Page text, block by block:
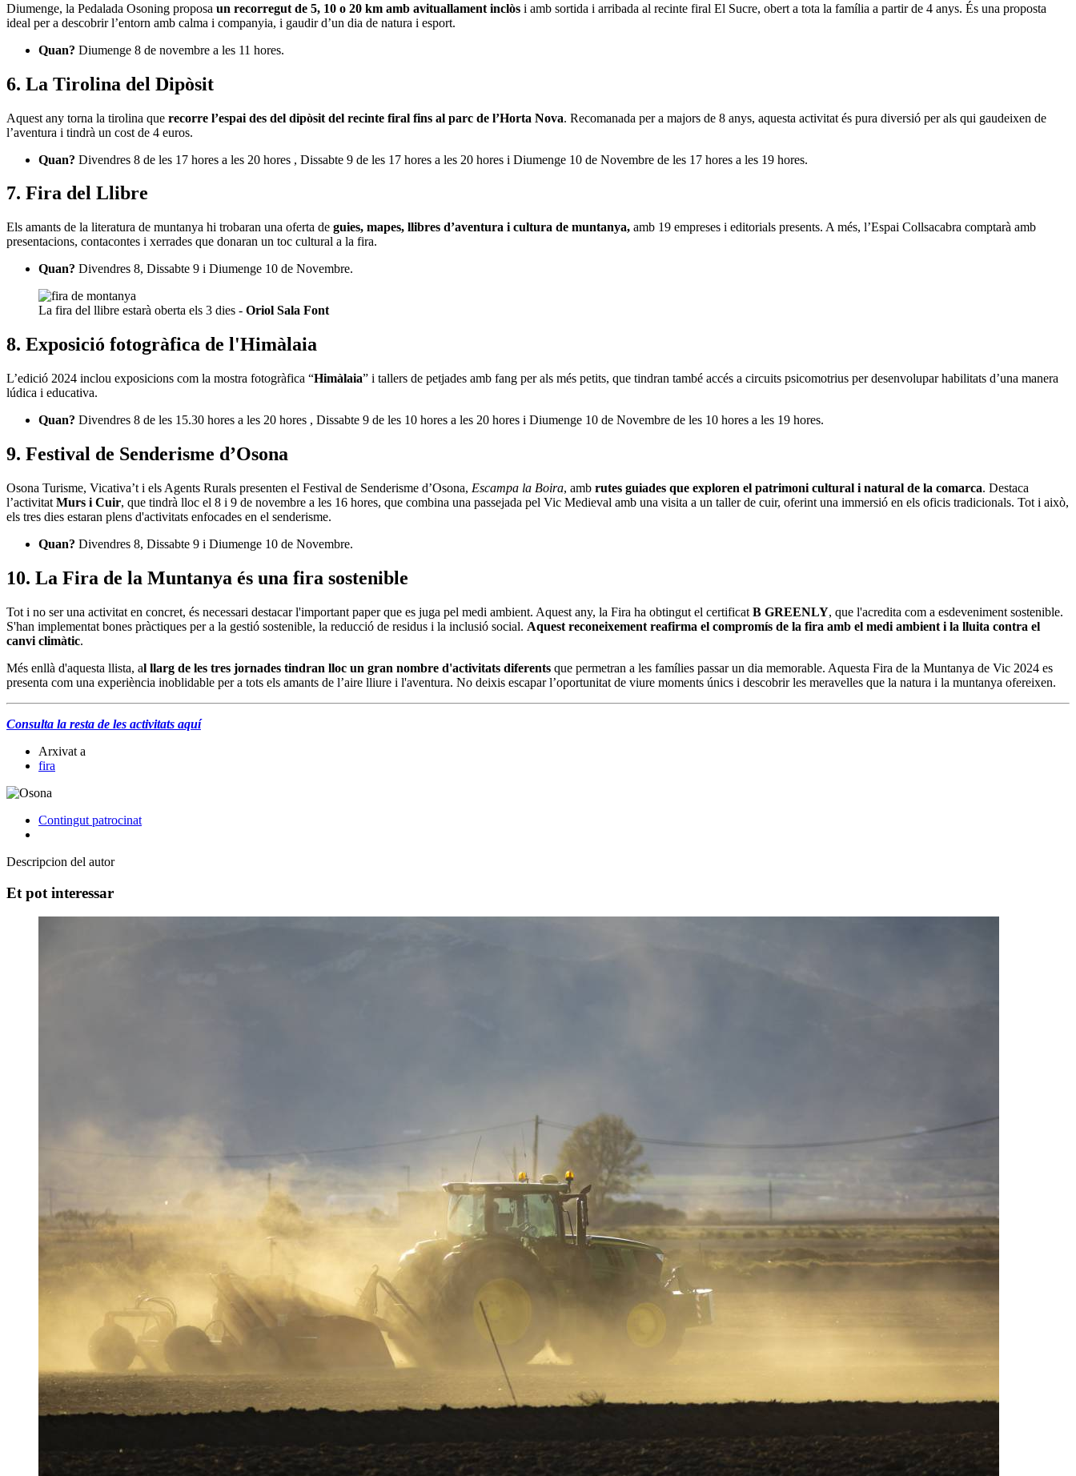
Diumenge, la Pedalada Osoning proposa un recorregut de 5, 10 o 20 km amb avituallament inclòs i amb sortida i arribada al recinte firal El Sucre, obert a tota la família a partir de 4 anys. És una proposta
ideal per a descobrir l’entorn amb calma i companyia, i gaudir d’un dia de natura i esport.
Quan? Diumenge 8 de novembre a les 11 hores.
6. La Tirolina del Dipòsit
Aquest any torna la tirolina que recorre l’espai des del dipòsit del recinte firal fins al parc de l’Horta Nova. Recomanada per a majors de 8 anys, aquesta activitat és pura diversió per als qui gaudeixen de
l’aventura i tindrà un cost de 4 euros.
Quan? Divendres 8 de les 17 hores a les 20 hores , Dissabte 9 de les 17 hores a les 20 hores i Diumenge 10 de Novembre de les 17 hores a les 19 hores.
7. Fira del Llibre
Els amants de la literatura de muntanya hi trobaran una oferta de guies, mapes, llibres d’aventura i cultura de muntanya, amb 19 empreses i editorials presents. A més, l’Espai Collsacabra comptarà amb
presentacions, contacontes i xerrades que donaran un toc cultural a la fira.
Quan? Divendres 8, Dissabte 9 i Diumenge 10 de Novembre.
La fira del llibre estarà oberta els 3 dies - Oriol Sala Font
8. Exposició fotogràfica de l'Himàlaia
L’edició 2024 inclou exposicions com la mostra fotogràfica “Himàlaia” i tallers de petjades amb fang per als més petits, que tindran també accés a circuits psicomotrius per desenvolupar habilitats d’una manera
lúdica i educativa.
Quan? Divendres 8 de les 15.30 hores a les 20 hores , Dissabte 9 de les 10 hores a les 20 hores i Diumenge 10 de Novembre de les 10 hores a les 19 hores.
9. Festival de Senderisme d’Osona
Osona Turisme, Vicativa’t i els Agents Rurals presenten el Festival de Senderisme d’Osona, Escampa la Boira, amb rutes guiades que exploren el patrimoni cultural i natural de la comarca. Destaca
l’activitat Murs i Cuir, que tindrà lloc el 8 i 9 de novembre a les 16 hores, que combina una passejada pel Vic Medieval amb una visita a un taller de cuir, oferint una immersió en els oficis tradicionals. Tot i això,
els tres dies estaran plens d'activitats enfocades en el senderisme.
Quan? Divendres 8, Dissabte 9 i Diumenge 10 de Novembre.
10. La Fira de la Muntanya és una fira sostenible
Tot i no ser una activitat en concret, és necessari destacar l'important paper que es juga pel medi ambient. Aquest any, la Fira ha obtingut el certificat B GREENLY, que l'acredita com a esdeveniment sostenible.
S'han implementat bones pràctiques per a la gestió sostenible, la reducció de residus i la inclusió social. Aquest reconeixement reafirma el compromís de la fira amb el medi ambient i la lluita contra el
canvi climàtic.
Més enllà d'aquesta llista, al llarg de les tres jornades tindran lloc un gran nombre d'activitats diferents que permetran a les famílies passar un dia memorable. Aquesta Fira de la Muntanya de Vic 2024 es
presenta com una experiència inoblidable per a tots els amants de l’aire lliure i l'aventura. No deixis escapar l’oportunitat de viure moments únics i descobrir les meravelles que la natura i la muntanya ofereixen.
Consulta la resta de les activitats aquí
Arxivat a
fira
Contingut patrocinat
Descripcion del autor
Et pot interessar